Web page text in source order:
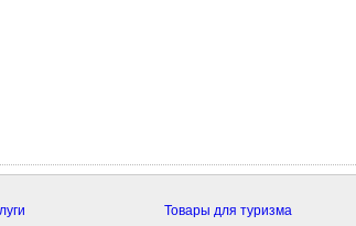
Товары для туризма